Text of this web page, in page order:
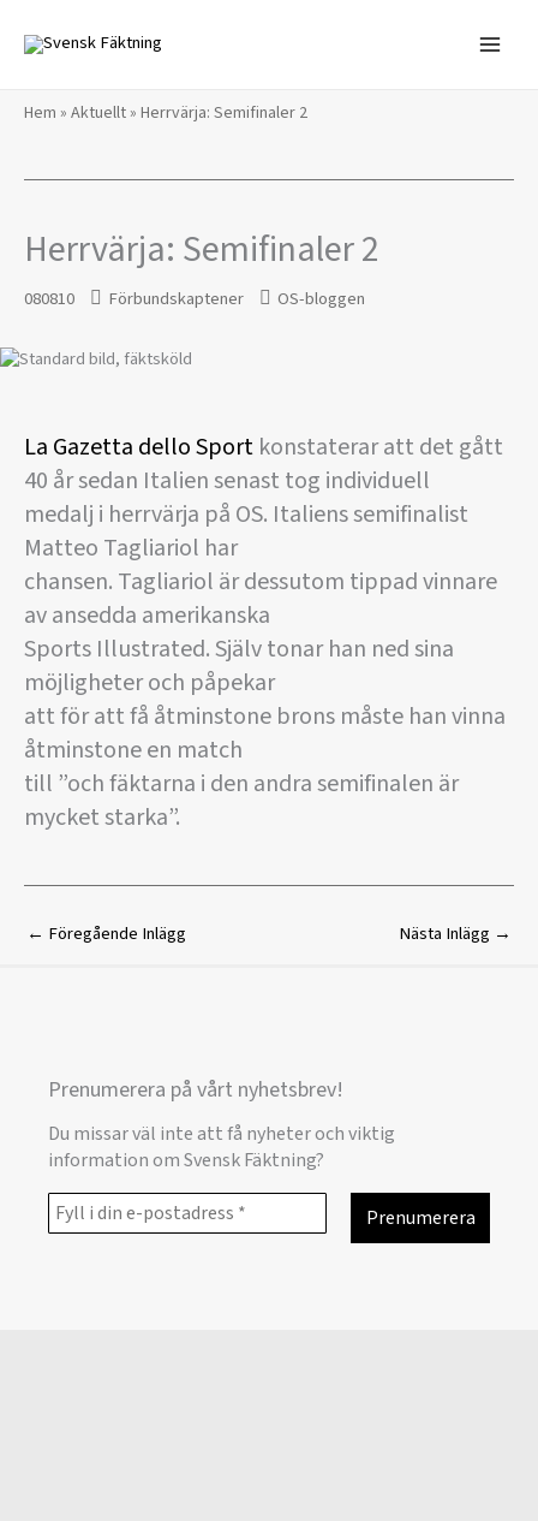
innehåll
Hem » Aktuellt» Herrvärja: Semifinaler 2
Herrvärja: Semifinaler 2
080810 Förbundskaptener OS-bloggen
La Gazetta dello Sport konstaterar att det gått
40 år sedan Italien senast tog individuell
medalj i herrvärja på OS. Italiens semifinalist
Matteo Tagliariol har
chansen. Tagliariol är dessutom tippad vinnare
av ansedda amerikanska
Sports Illustrated. Själv tonar han ned sina
möjligheter och påpekar
att för att få åtminstone brons måste han vinna
åtminstone en match
till ”och fäktarna i den andra semifinalen är
mycket starka”.
← Föregående Inlägg Nästa Inlägg →
Prenumerera på vårt nyhetsbrev!
Du missar väl inte att få nyheter och viktig
information om Svensk Fäktning?